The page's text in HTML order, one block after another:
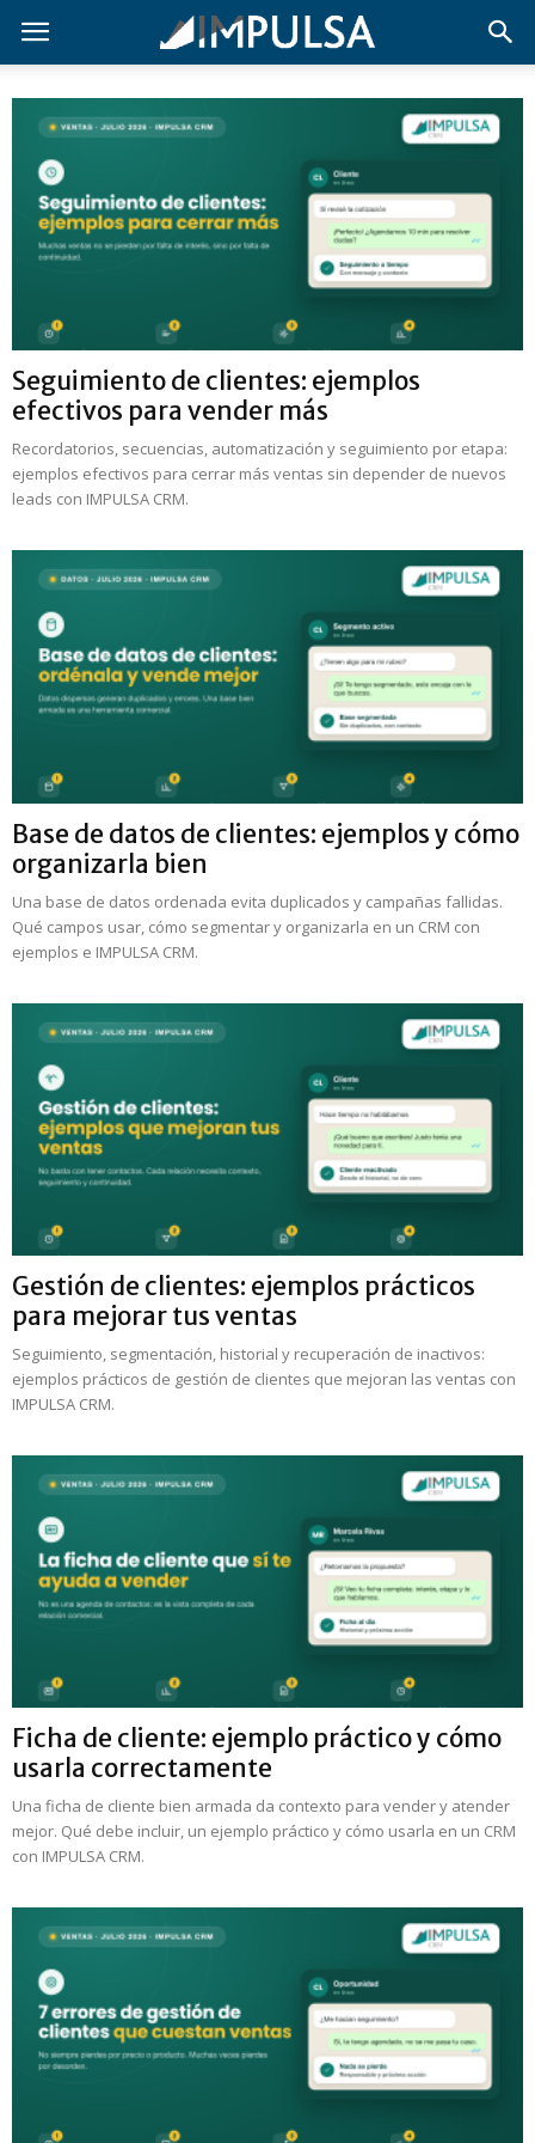
Seguimiento de clientes: ejemplos
efectivos para vender más
Recordatorios, secuencias, automatización y seguimiento por etapa:
ejemplos efectivos para cerrar más ventas sin depender de nuevos
leads con IMPULSA CRM.
Base de datos de clientes: ejemplos y cómo
organizarla bien
Una base de datos ordenada evita duplicados y campañas fallidas.
Qué campos usar, cómo segmentar y organizarla en un CRM con
ejemplos e IMPULSA CRM.
Gestión de clientes: ejemplos prácticos
para mejorar tus ventas
Seguimiento, segmentación, historial y recuperación de inactivos:
ejemplos prácticos de gestión de clientes que mejoran las ventas con
IMPULSA CRM.
Ficha de cliente: ejemplo práctico y cómo
usarla correctamente
Una ficha de cliente bien armada da contexto para vender y atender
mejor. Qué debe incluir, un ejemplo práctico y cómo usarla en un CRM
con IMPULSA CRM.